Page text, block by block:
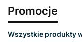
Promocje
Wszystkie produkty